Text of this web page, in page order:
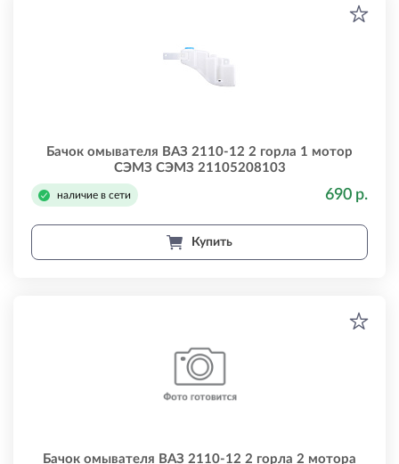
Бачок омывателя ВАЗ 2110-12 2 горла 1 мотор
СЭМЗ СЭМЗ 21105208103
наличие в сети 690 р.
Купить
Бачок омывателя ВАЗ 2110-12 2 горла 2 мотора